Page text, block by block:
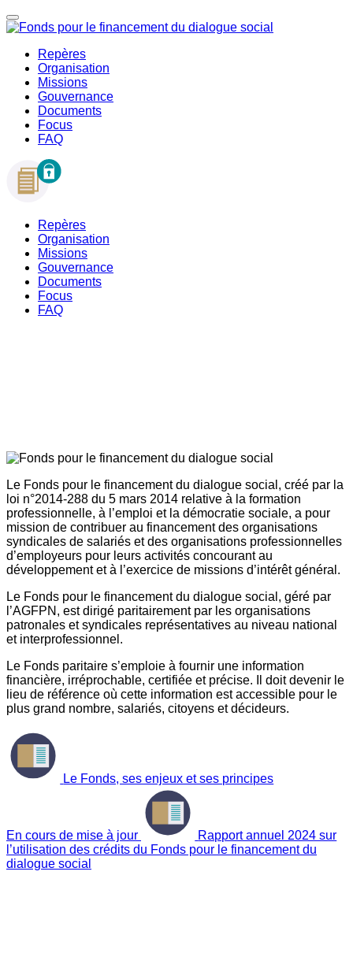
Repères
Organisation
Missions
Gouvernance
Documents
Focus
FAQ
Repères
Organisation
Missions
Gouvernance
Documents
Focus
FAQ
Le Fonds pour le financement du dialogue social, créé par la
loi n°2014-288 du 5 mars 2014 relative à la formation
professionnelle, à l’emploi et la démocratie sociale, a pour
mission de contribuer au financement des organisations
syndicales de salariés et des organisations professionnelles
d’employeurs pour leurs activités concourant au
développement et à l’exercice de missions d’intérêt général.
Le Fonds pour le financement du dialogue social, géré par
l’AGFPN, est dirigé paritairement par les organisations
patronales et syndicales représentatives au niveau national
et interprofessionnel.
Le Fonds paritaire s’emploie à fournir une information
financière, irréprochable, certifiée et précise. Il doit devenir le
lieu de référence où cette information est accessible pour le
plus grand nombre, salariés, citoyens et décideurs.
Le Fonds, ses enjeux et ses principes
En cours de mise à jour
Rapport annuel 2024 sur
l’utilisation des crédits du Fonds pour le financement du
dialogue social